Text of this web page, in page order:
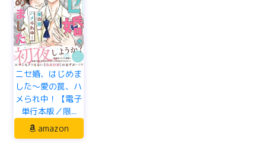
ニセ婚、はじめま
した～愛の罠、ハ
メられ中！【電子
単行本版／限...
amazon